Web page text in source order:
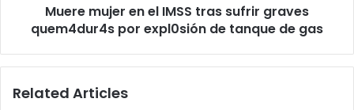
expl0sión
gas
Muere mujer en el IMSS tras sufrir graves
quem4dur4s por expl0sión de tanque de gas
Related Articles